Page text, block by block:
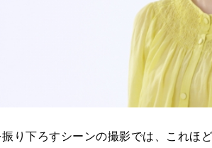
り下ろすシーンの撮影では、これほ